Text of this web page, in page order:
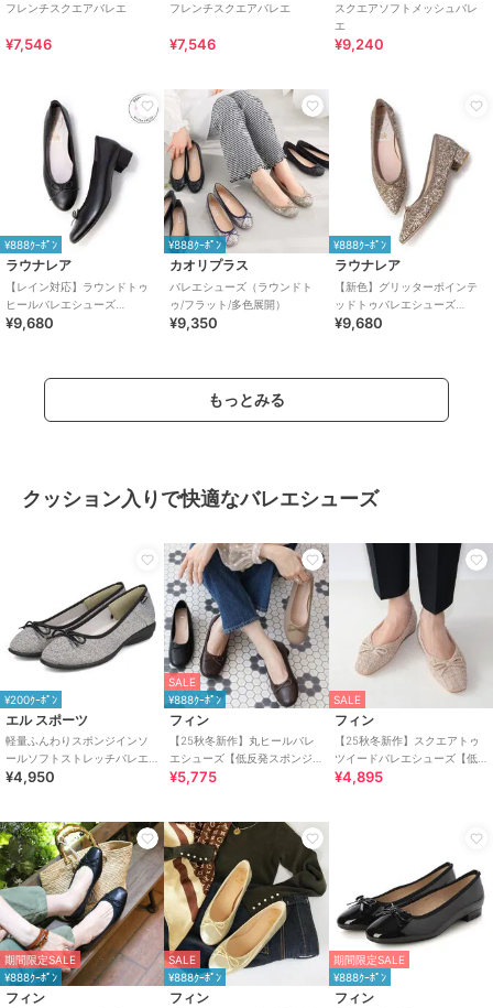
フレンチスクエアバレエ
¥7,546
フレンチスクエアバレエ
¥7,546
スクエアソフトメッシュバレ
エ
¥9,240
¥888ｸｰﾎﾟﾝ
ラウナレア
【レイン対応】ラウンドトゥ
ヒールバレエシューズ
(RB5001A)
¥9,680
¥888ｸｰﾎﾟﾝ
カオリプラス
バレエシューズ（ラウンドト
ゥ/フラット/多色展開）
¥9,350
¥888ｸｰﾎﾟﾝ
ラウナレア
【新色】グリッターポインテ
ッドトゥバレエシューズ
(B9601A)
¥9,680
もっとみる
クッション入りで快適なバレエシューズ
¥200ｸｰﾎﾟﾝ
エル スポーツ
軽量ふんわりスポンジインソ
ールソフトストレッチバレエ
シューズ ESP14501
¥4,950
SALE
¥888ｸｰﾎﾟﾝ
フィン
【25秋冬新作】丸ヒールバレ
エシューズ【低反発スポンジ
入り】
¥5,775
SALE
フィン
【25秋冬新作】スクエアトゥ
ツイードバレエシューズ【低
反発スポンジ入り】
¥4,895
期間限定SALE
¥888ｸｰﾎﾟﾝ
フィン
SALE
¥888ｸｰﾎﾟﾝ
フィン
期間限定SALE
¥888ｸｰﾎﾟﾝ
フィン